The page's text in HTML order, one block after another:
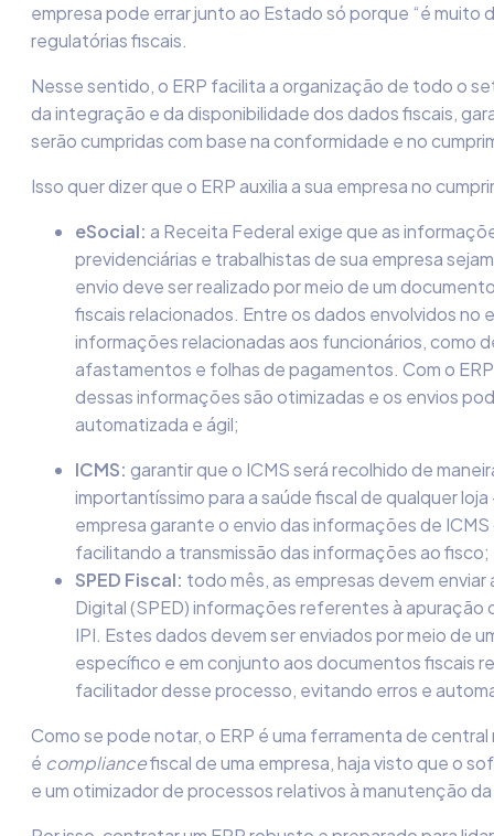
empresa pode errar junto ao Estado só porque “é muito
regulatórias fiscais.
Nesse sentido,o ERP facilita a organização de todo o
da integração e da disponibilidade dos dados fiscais,
serão cumpridas com base na conformidade e no
Isso quer dizer que o ERP auxilia a sua empresa no
eSocial: a Receita Federal exige que as
previdenciárias e trabalhistas de sua empresa
envio deve ser realizado por meio de um
fiscais relacionados. Entre os dados envolvidos no
informações relacionadas aos funcionários, como
afastamentos e folhas de pagamentos. Com o ERP
dessas informações são otimizadas e os envios
automatizada e ágil;
ICMS: garantir que o ICMS será recolhido de
importantíssimo para a saúde fiscal de qualquer loja
empresa garante o envio das informações de
facilitando a transmissão das informações ao fisco;
SPED Fiscal: todo mês,as empresas devem
Digital (SPED) informações referentes à apuração
IPI. Estes dados devem ser enviados por meio de
específico e em conjunto aos documentos fiscais
facilitador desse processo, evitando erros e
Como se pode notar, o ERP é uma ferramenta de
é compliancefiscal de uma empresa, haja visto que o
e um otimizador de processos relativos à manutenção